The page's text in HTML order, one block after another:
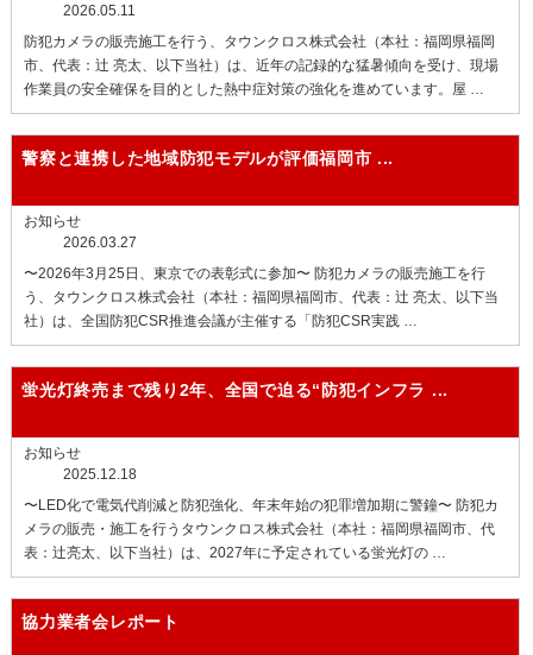
2026.05.11
防犯カメラの販売施工を行う、タウンクロス株式会社（本社：福岡県福岡
市、代表：辻 亮太、以下当社）は、近年の記録的な猛暑傾向を受け、現場
作業員の安全確保を目的とした熱中症対策の強化を進めています。屋 …
警察と連携した地域防犯モデルが評価福岡市 ...
お知らせ
2026.03.27
〜2026年3月25日、東京での表彰式に参加〜 防犯カメラの販売施工を行
う、タウンクロス株式会社（本社：福岡県福岡市、代表：辻 亮太、以下当
社）は、全国防犯CSR推進会議が主催する「防犯CSR実践 …
蛍光灯終売まで残り2年、全国で迫る“防犯インフラ ...
お知らせ
2025.12.18
〜LED化で電気代削減と防犯強化、年末年始の犯罪増加期に警鐘〜 防犯カ
メラの販売・施工を行うタウンクロス株式会社（本社：福岡県福岡市、代
表：辻亮太、以下当社）は、2027年に予定されている蛍光灯の …
協力業者会レポート